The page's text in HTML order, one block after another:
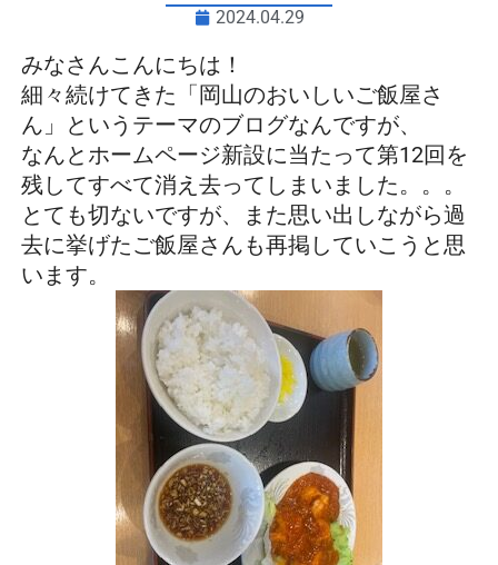
2024.04.29
みなさんこんにちは！
細々続けてきた「岡山のおいしいご飯屋さ
ん」というテーマのブログなんですが、
なんとホームページ新設に当たって第12回を
残してすべて消え去ってしまいました。。。
とても切ないですが、また思い出しながら過
去に挙げたご飯屋さんも再掲していこうと思
います。